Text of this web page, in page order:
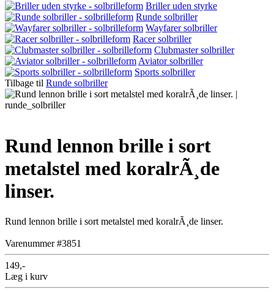
Briller uden styrke
Runde solbriller
Wayfarer solbriller
Racer solbriller
Clubmaster solbriller
Aviator solbriller
Sports solbriller
Tilbage til Runde solbriller
Rund lennon brille i sort
metalstel med koralrÃ¸de
linser.
Rund lennon brille i sort metalstel med koralrÃ¸de linser.
Varenummer #3851
149,-
Læg i kurv